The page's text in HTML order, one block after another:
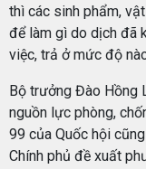
thì các sinh phẩm,
để làm gì do dịch đã
việc, trả ở mức độ
Bộ trưởng Đào Hồng
nguồn lực phòng,
99 của Quốc hội
Chính phủ đề xuất